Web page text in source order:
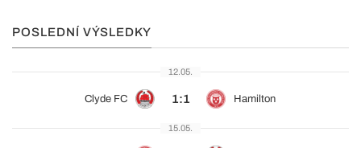
POSLEDNÍ VÝSLEDKY
12.05.
Clyde FC 1:1 Hamilton
15.05.